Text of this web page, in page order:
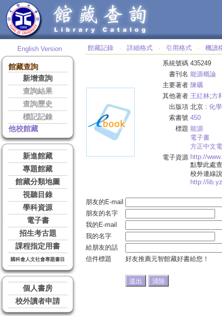
English Version
館藏查詢
新增查詢
查詢結果
查詢歷史
標記記錄
他校館藏
新進館藏
專題館藏
館藏分類地圖
視聽目錄
學科資源
電子書
招生考古題
課程指定用書
國科會人文社會專題書目
個人書房
校外讀者申請
館藏記錄 ‧ 詳細格式 ‧ 引用格式 ‧ 機讀
系統號碼 435249
書刊名 能源概論
主要著者 陳礪
其他著者 王紅林;方
出版項 北京 : 化
索書號 450
標題 能源
電子書
方正中文
電子資源 http://
點擊此處
校外連線
http://
朋友的E-mail
朋友的名字
我的E-mail
我的名字
給朋友的話
信件標題
好友推薦元智館藏好書給您！